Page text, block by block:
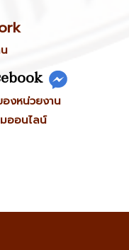
งหน่วยงาน
ออนไลน์